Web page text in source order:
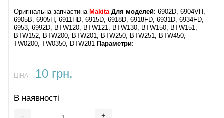
Оригінальна запчастина Makita Для моделей: 6902D, 6904VH,
6905B, 6905H, 6911HD, 6915D, 6918D, 6918FD, 6931D, 6934FD,
6953, 6992D, BTW120, BTW121, BTW130, BTW150, BTW151,
BTW152, BTW200, BTW201, BTW250, BTW251, BTW450,
TW0200, TW0350, DTW281
Параметри:
ЦІНА: 10 грн.
В наявності
- +